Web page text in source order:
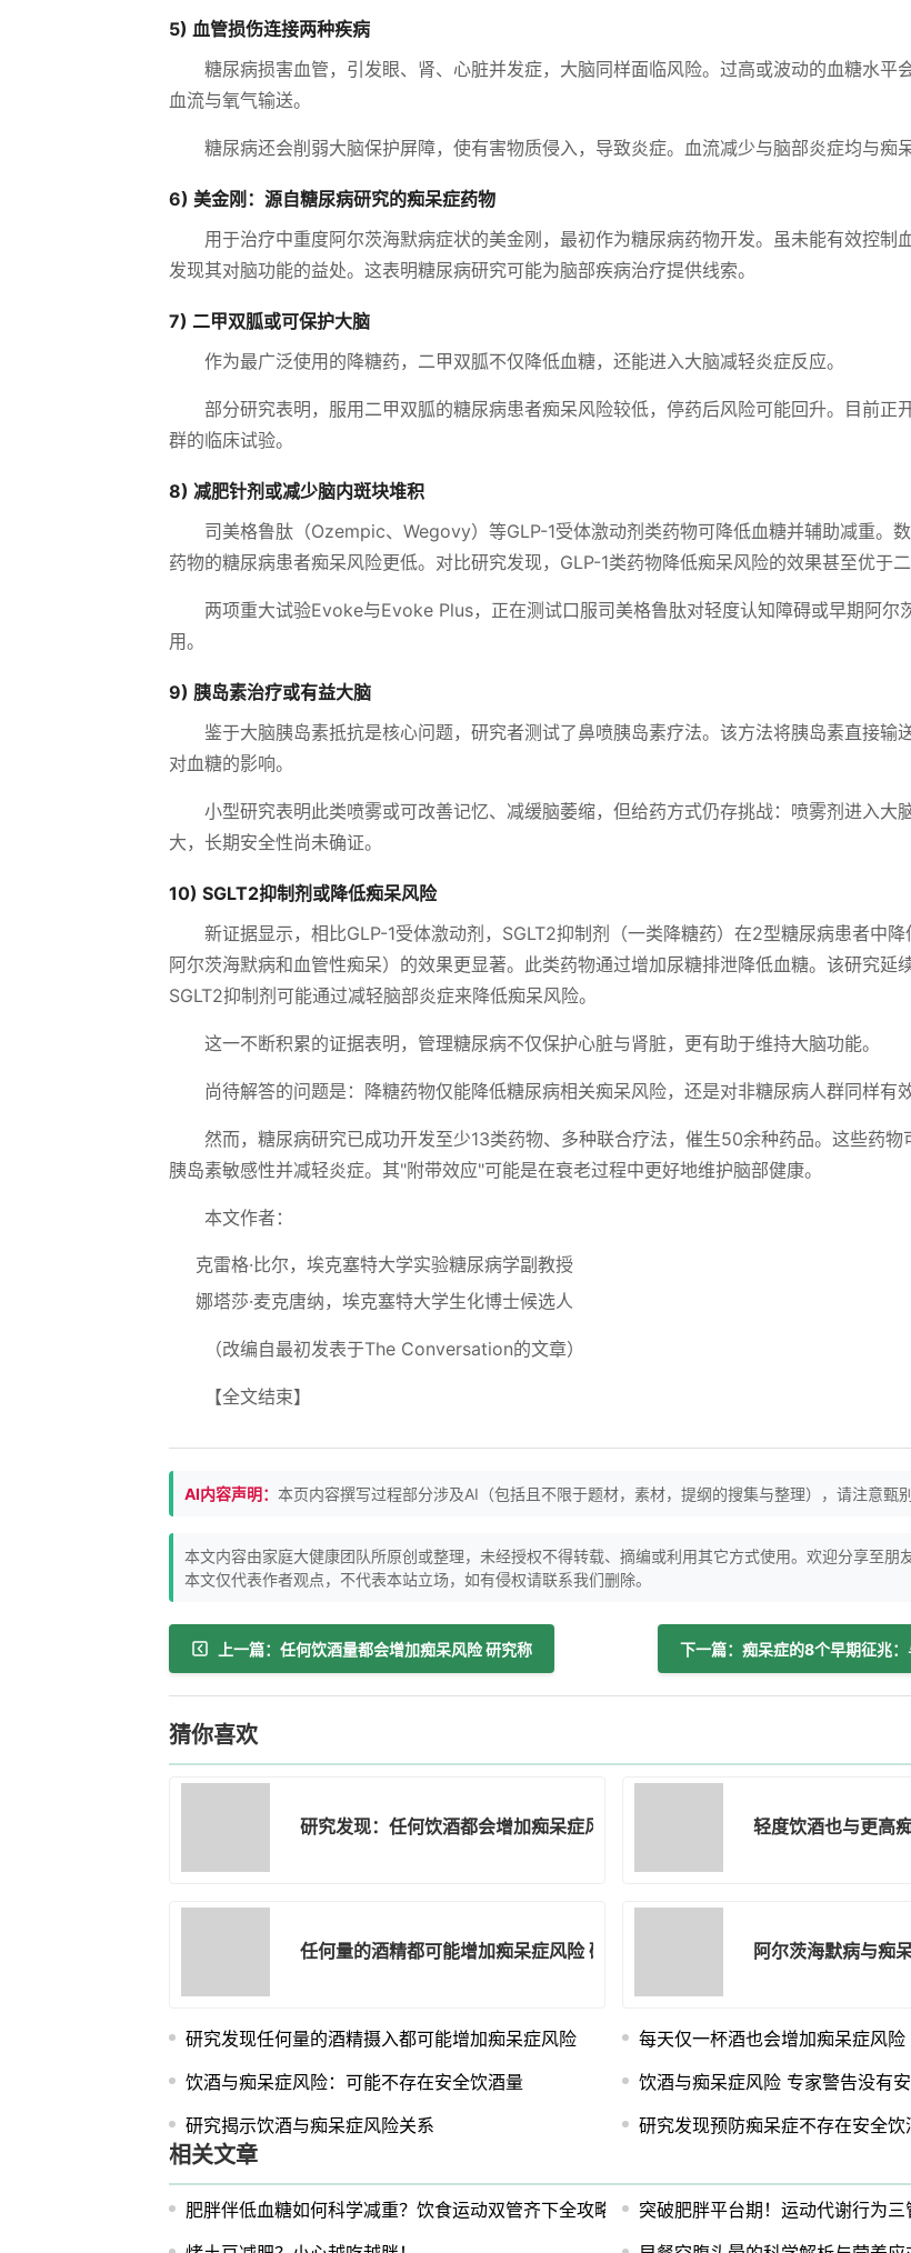
5) 血管损伤连接两种疾病
糖尿病损害血管，引发眼、肾、心脏并发症，大脑同样面临风险。过高或波动的血糖水平
血流与氧气输送。
糖尿病还会削弱大脑保护屏障，使有害物质侵入，导致炎症。血流减少与脑部炎症均与痴
6) 美金刚：源自糖尿病研究的痴呆症药物
用于治疗中重度阿尔茨海默病症状的美金刚，最初作为糖尿病药物开发。虽未能有效控制
发现其对脑功能的益处。这表明糖尿病研究可能为脑部疾病治疗提供线索。
7) 二甲双胍或可保护大脑
作为最广泛使用的降糖药，二甲双胍不仅降低血糖，还能进入大脑减轻炎症反应。
部分研究表明，服用二甲双胍的糖尿病患者痴呆风险较低，停药后风险可能回升。目前正
群的临床试验。
8) 减肥针剂或减少脑内斑块堆积
司美格鲁肽（Ozempic、Wegovy）等GLP-1受体激动剂类药物可降低血糖并辅助减重。
药物的糖尿病患者痴呆风险更低。对比研究发现，GLP-1类药物降低痴呆风险的效果甚至优于二
两项重大试验Evoke与Evoke Plus，正在测试口服司美格鲁肽对轻度认知障碍或早期阿尔
用。
9) 胰岛素治疗或有益大脑
鉴于大脑胰岛素抵抗是核心问题，研究者测试了鼻喷胰岛素疗法。该方法将胰岛素直接输
对血糖的影响。
小型研究表明此类喷雾或可改善记忆、减缓脑萎缩，但给药方式仍存挑战：喷雾剂进入大
大，长期安全性尚未确证。
10) SGLT2抑制剂或降低痴呆风险
新证据显示，相比GLP-1受体激动剂，SGLT2抑制剂（一类降糖药）在2型糖尿病患者中
阿尔茨海默病和血管性痴呆）的效果更显著。此类药物通过增加尿糖排泄降低血糖。该研究
SGLT2抑制剂可能通过减轻脑部炎症来降低痴呆风险。
这一不断积累的证据表明，管理糖尿病不仅保护心脏与肾脏，更有助于维持大脑功能。
尚待解答的问题是：降糖药物仅能降低糖尿病相关痴呆风险，还是对非糖尿病人群同样有效
然而，糖尿病研究已成功开发至少13类药物、多种联合疗法，催生50余种药品。这些药物
胰岛素敏感性并减轻炎症。其"附带效应"可能是在衰老过程中更好地维护脑部健康。
本文作者：
克雷格·比尔，埃克塞特大学实验糖尿病学副教授
娜塔莎·麦克唐纳，埃克塞特大学生化博士候选人
（改编自最初发表于The Conversation的文章）
【全文结束】
AI内容声明： 本页内容撰写过程部分涉及AI（包括且不限于题材，素材，提纲的搜集与整理），请注意甄别
本文内容由家庭大健康团队所原创或整理，未经授权不得转载、摘编或利用其它方式使用。欢迎分享至朋友
本文仅代表作者观点，不代表本站立场，如有侵权请联系我们删除。
上一篇：任何饮酒量都会增加痴呆风险 研究称
猜你喜欢
研究发现：任何饮酒都会增加痴呆症风险 轻度饮酒也与更高
任何量的酒精都可能增加痴呆症风险 研究发现 阿尔茨海默病与痴
研究发现任何量的酒精摄入都可能增加痴呆症风险
每天仅一杯酒也会增加痴呆症风险
饮酒与痴呆症风险：可能不存在安全饮酒量
饮酒与痴呆症风险 专家警告没有
研究揭示饮酒与痴呆症风险关系
研究发现预防痴呆症不存在安全饮
相关文章
肥胖伴低血糖如何科学减重？饮食运动双管齐下全攻略！ 突破肥胖平台期！运动代谢行为